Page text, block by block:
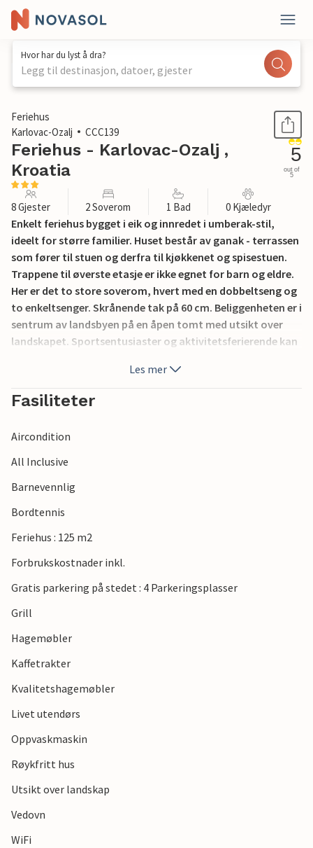
Hvor har du lyst å dra?
Legg til destinasjon, datoer, gjester
1 / 45
Feriehus
Karlovac-Ozalj
CCC139
Feriehus - Karlovac-Ozalj ,
Kroatia
5
out of
5
8 Gjester 2 Soverom 1 Bad 0 Kjæledyr
Enkelt feriehus bygget i eik og innredet i umberak-stil,
ideelt for større familier. Huset består av ganak - terrassen
som fører til stuen og derfra til kjøkkenet og spisestuen.
Trappene til øverste etasje er ikke egnet for barn og eldre.
Her er det to store soverom, hvert med en dobbeltseng og
to enkeltsenger. Skrånende tak på 60 cm. Beliggenheten er i
sentrum av landsbyen på en åpen tomt med utsikt over
landskapet. Sportsentusiaster og aktivitetsferierende kan
det finnes flere sykkelstier i nærheten. Nyt den vakre
naturen og den friske luften mens du går tur i den
nærliggende skogen.
Les mer
Fasiliteter
Aircondition
All Inclusive
Barnevennlig
Bordtennis
Feriehus : 125 m2
Forbrukskostnader inkl.
Gratis parkering på stedet : 4 Parkeringsplasser
Grill
Hagemøbler
Kaffetrakter
Kvalitetshagemøbler
Livet utendørs
Oppvaskmaskin
Røykfritt hus
Utsikt over landskap
Vedovn
WiFi